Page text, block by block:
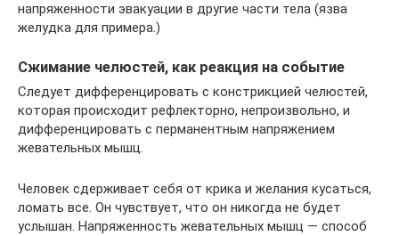
напряженности эвакуации в другие части тела (язва
желудка для примера.)
Сжимание челюстей, как реакция на событие
Следует дифференцировать с констрикцией челюстей,
которая происходит рефлекторно, непроизвольно, и
дифференцировать с перманентным напряжением
жевательных мышц.
Человек сдерживает себя от крика и желания кусаться,
ломать все. Он чувствует, что он никогда не будет
услышан. Напряженность жевательных мышц — способ